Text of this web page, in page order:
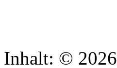
Inhalt: © 2026